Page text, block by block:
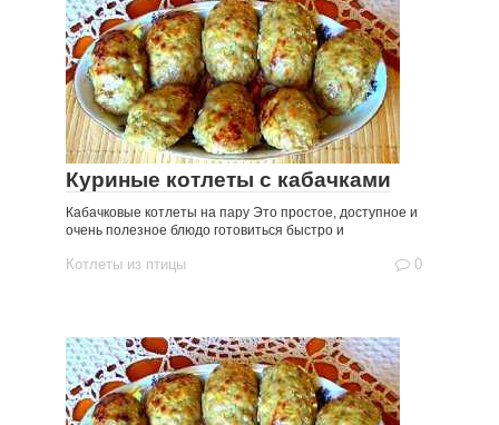
Куриные котлеты с кабачками
Кабачковые котлеты на пару Это простое, доступное и
очень полезное блюдо готовиться быстро и
Котлеты из птицы 0